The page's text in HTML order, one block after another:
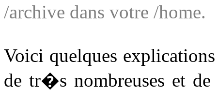
/archive dans votre /home.
Voici quelques
de tr�s nombreuses et